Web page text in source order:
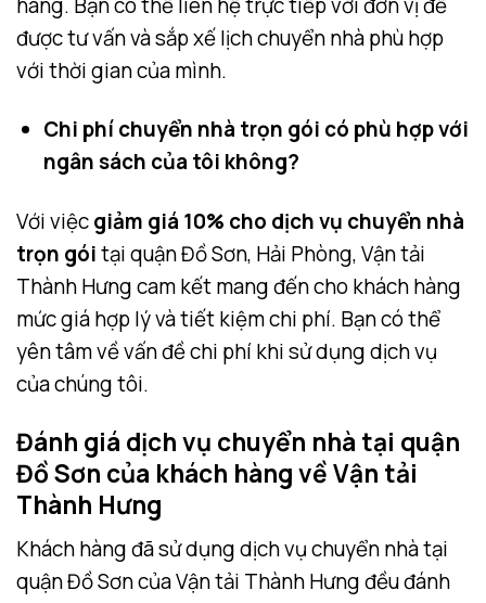
được tư vấn và sắp xế lịch chuyển nhà phù hợp
với thời gian của mình.
Chi phí chuyển nhà trọn gói có phù hợp với
ngân sách của tôi không?
Với việcgiảm giá 10% cho dịch vụ chuyển nhà
trọn góitại quận Đồ Sơn, Hải Phòng, Vận tải
Thành Hưng cam kết mang đến cho khách hàng
mức giá hợp lý và tiết kiệm chi phí. Bạn có thể
yên tâm về vấn đề chi phí khi sử dụng dịch vụ
của chúng tôi.
Đánh giá dịch vụ chuyển nhà tại quận
Đồ Sơn của khách hàng về Vận tải
Thành Hưng
Khách hàng đã sử dụng dịch vụ chuyển nhà tại
quận Đồ Sơn của Vận tải Thành Hưng đều đánh